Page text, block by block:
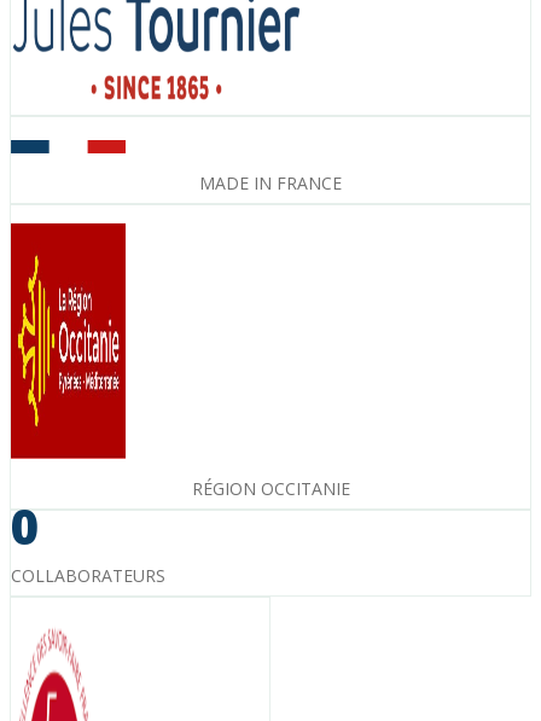
MADE IN FRANCE
RÉGION OCCITANIE
0
COLLABORATEURS